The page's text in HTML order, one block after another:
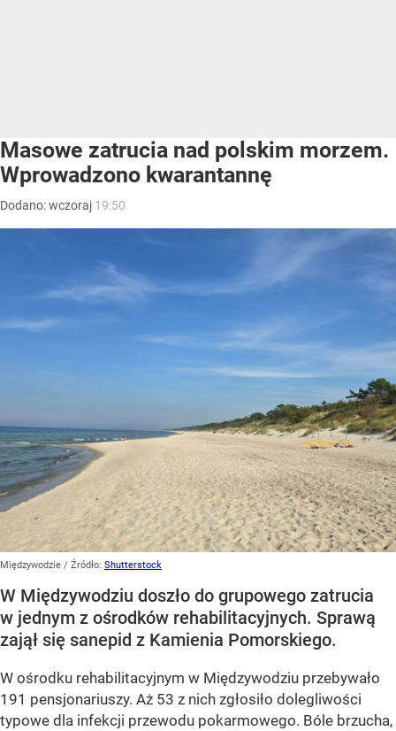
Masowe zatrucia nad polskim morzem.
Wprowadzono kwarantannę
Dodano:wczoraj 19:50
Międzywodzie / Źródło: Shutterstock
W Międzywodziu doszło do grupowego zatrucia
w jednym z ośrodków rehabilitacyjnych. Sprawą
zajął się sanepid z Kamienia Pomorskiego.
W ośrodku rehabilitacyjnym w Międzywodziu przebywało
191 pensjonariuszy. Aż 53 z nich zgłosiło dolegliwości
typowe dla infekcji przewodu pokarmowego. Bóle brzucha,